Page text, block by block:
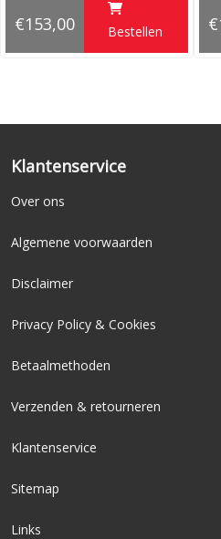
aantrekkelijk geprijsd
comfortabel
licht in gewicht, makkelijk
€153,00 Bestellen
Klantenservice
Over ons
Algemene voorwaarden
Disclaimer
Privacy Policy & Cookies
Betaalmethoden
Verzenden & retourneren
Klantenservice
Sitemap
Links